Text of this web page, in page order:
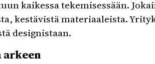
kaikessa tekemisessään.
kestävistä materiaaleista.
designistaan.